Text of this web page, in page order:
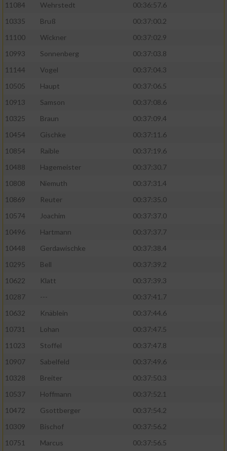
11084
Wehrstedt
00:36:57.6
10335
Bruß
00:37:00.2
11100
Wickner
00:37:02.9
10993
Sonnenberg
00:37:03.8
11144
Vogel
00:37:04.3
10505
Haupt
00:37:06.5
10913
Samson
00:37:08.6
10325
Braun
00:37:09.4
10454
Gischke
00:37:11.6
10854
Raible
00:37:19.6
10488
Hagemeister
00:37:30.7
10808
Niemuth
00:37:31.4
10869
Reuter
00:37:35.0
10574
Joachim
00:37:37.0
10496
Hartmann
00:37:37.7
10448
Gerdawischke
00:37:38.4
10295
Bell
00:37:39.2
10622
Klatt
00:37:39.3
10287
---
00:37:41.7
10632
Knäblein
00:37:44.6
10731
Lohan
00:37:47.5
11023
Stoffel
00:37:47.8
10907
Sabelfeld
00:37:49.6
10328
Breiter
00:37:50.3
10537
Hoffmann
00:37:52.1
10472
Gsottberger
00:37:54.2
10309
Bischof
00:37:56.2
10751
Marcus 00:37:56.5